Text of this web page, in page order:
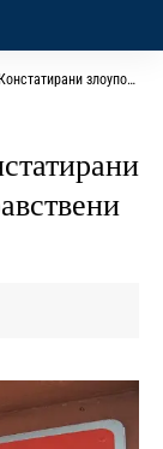
во повеќе здравствени установи